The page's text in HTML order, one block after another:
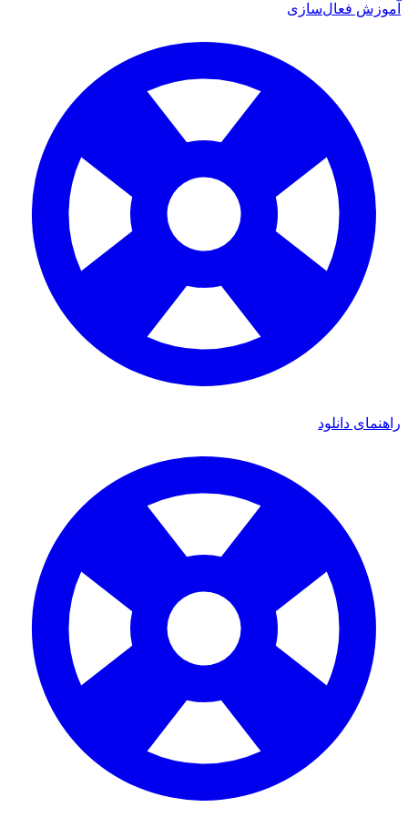
فعال‌سازی
دانلود